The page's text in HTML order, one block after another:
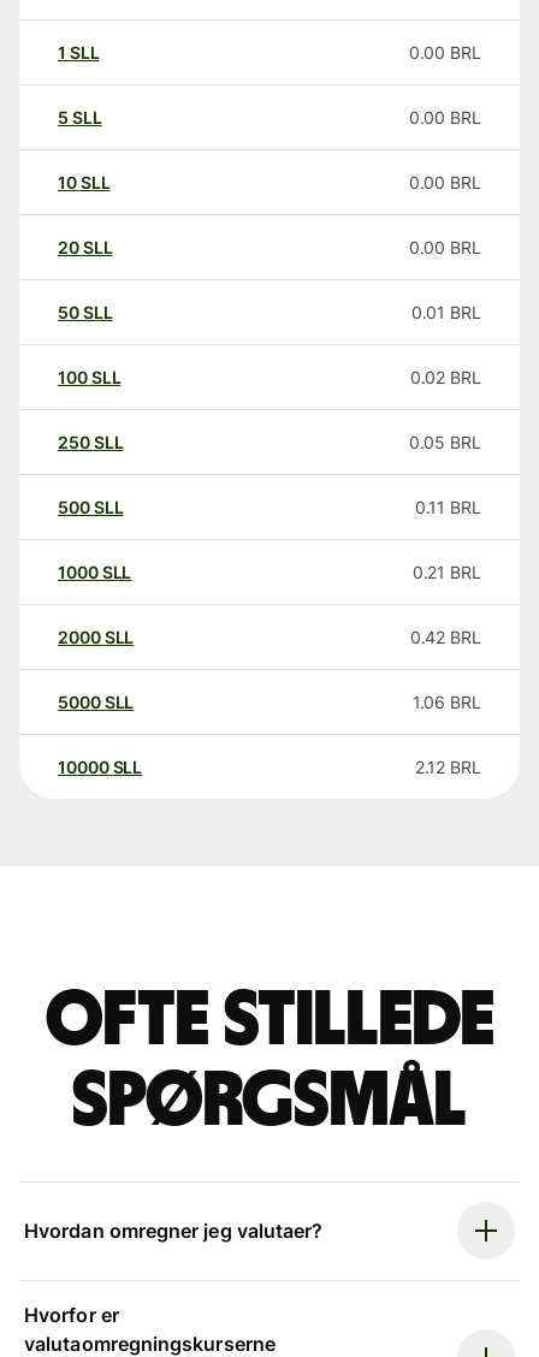
1 SLL 0.00 BRL
5 SLL 0.00 BRL
10SLL 0.00 BRL
20SLL 0.00 BRL
50SLL 0.01 BRL
100SLL 0.02 BRL
250SLL 0.05 BRL
500SLL 0.11 BRL
1000SLL 0.21 BRL
2000SLL 0.42 BRL
5000SLL 1.06 BRL
10000 SLL 2.12 BRL
Ofte stillede
spørgsmål
Hvordan omregner jeg valutaer?
Hvorfor er
valutaomregningskurserne